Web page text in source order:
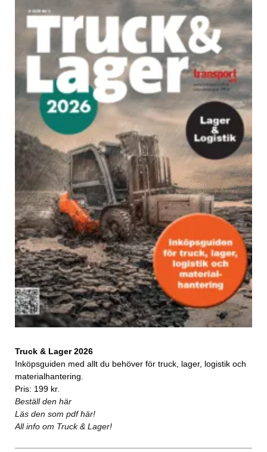
Truck & Lager 2026
Inköpsguiden med allt du behöver för truck, lager, logistik och
materialhantering.
Pris: 199 kr.
Beställ den här
Läs den som pdf här!
All info om Truck & Lager!